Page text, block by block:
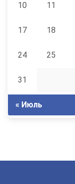
10 11
17 18
24 25
31
« Июль